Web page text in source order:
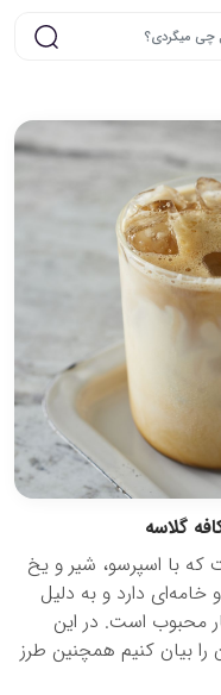
گلاسه
با اسپرسو، شیر و یخ
دارد و به دلیل
محبوب است. در این
بیان کنیم همچنین طرز